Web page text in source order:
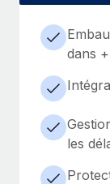
dans
les